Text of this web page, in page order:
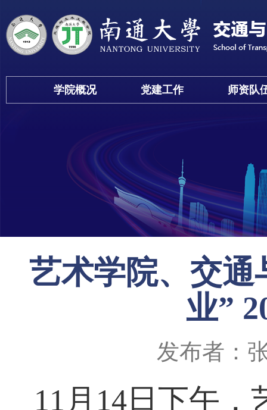
学院概况 党建工作 师资队
艺术学院、交通
业”
发布者：
11 月14日下午